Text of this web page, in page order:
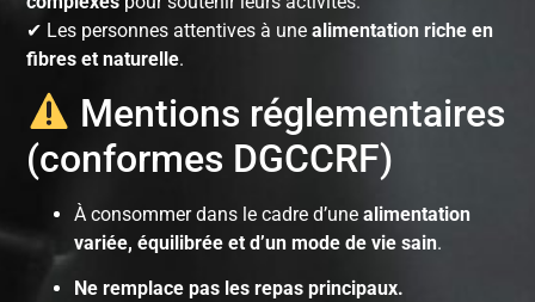
✔ Les personnes attentives à unealimentation riche en
fibres et naturelle.
Mentions réglementaires
(conformes DGCCRF)
À consommer dans le cadre d’unealimentation
variée, équilibrée et d’un mode de vie sain.
Ne remplace pas les repas principaux.